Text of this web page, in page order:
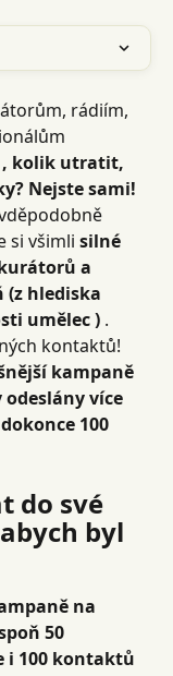
rádiím,
, kolik utratit,
Nejste sami!
si všimli silné
a
(z hlediska
umělec ) .
kontaktů!
kampaně
více
100
do své
byl
na
50
i 100 kontaktů